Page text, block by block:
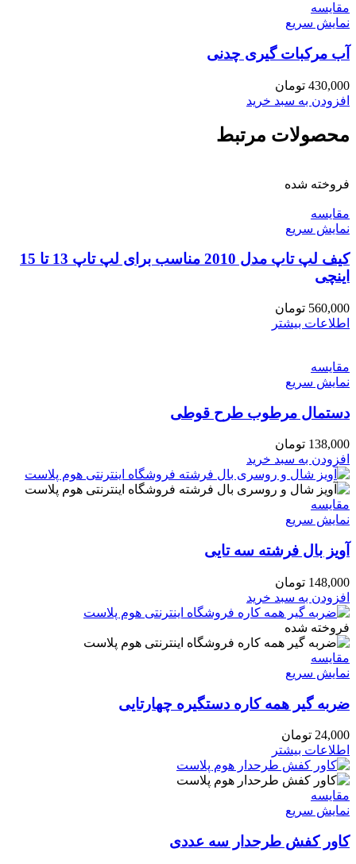
مقايسه
نمایش سریع
آب مرکبات گیری چدنی
430,000 تومان
افزودن به سبد خرید
محصولات مرتبط
فروخته شده
مقايسه
نمایش سریع
کیف لپ تاپ مدل 2010 مناسب برای لپ تاپ 13 تا 15
اینچی
560,000 تومان
اطلاعات بیشتر
مقايسه
نمایش سریع
دستمال مرطوب طرح قوطی
138,000 تومان
افزودن به سبد خرید
مقايسه
نمایش سریع
آویز بال فرشته سه تایی
148,000 تومان
افزودن به سبد خرید
فروخته شده
مقايسه
نمایش سریع
ضربه گیر همه کاره دستگیره چهارتایی
24,000 تومان
اطلاعات بیشتر
مقايسه
نمایش سریع
کاور کفش طرحدار سه عددی